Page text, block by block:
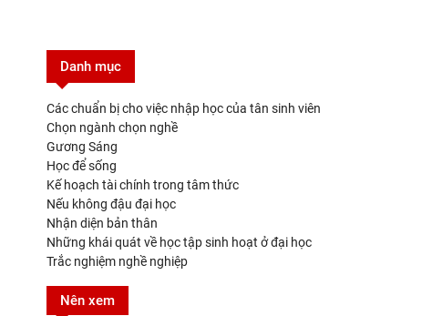
Danh mục
Các chuẩn bị cho việc nhập học của tân sinh viên
Chọn ngành chọn nghề
Gương Sáng
Học để sống
Kế hoạch tài chính trong tâm thức
Nếu không đậu đại học
Nhận diện bản thân
Những khái quát về học tập sinh hoạt ở đại học
Trắc nghiệm nghề nghiệp
Nên xem